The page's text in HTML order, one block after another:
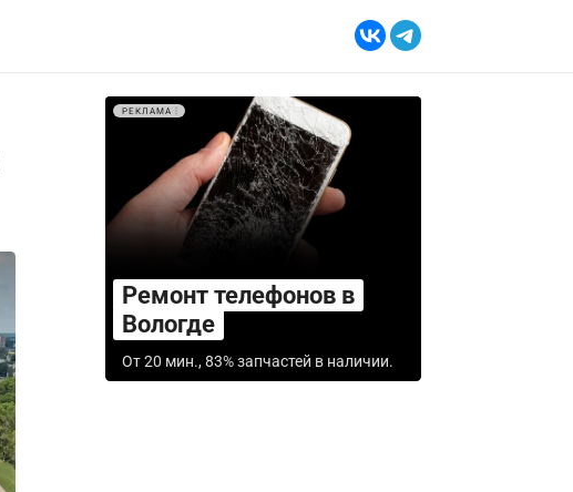
РЕКЛАМА
Ремонт телефонов в
Вологде
От 20 мин., 83% запчастей в наличии.